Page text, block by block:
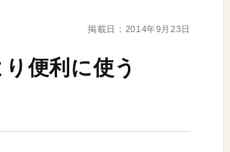
掲載日： 2014年9月23日
便利に使う